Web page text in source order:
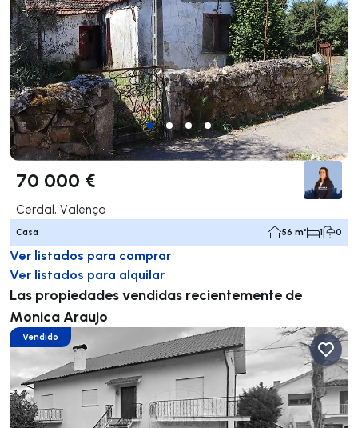
70 000 €
Cerdal, Valença
Casa 56 m² 1 0
Ver listados para comprar
Ver listados para alquilar
Las propiedades vendidas recientemente de
Monica Araujo
Vendido